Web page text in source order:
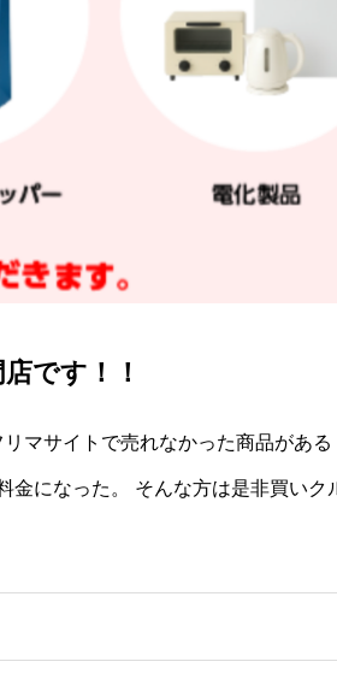
です！！
マサイトで売れなかった商品がある
になった。 そんな方は是非買いク